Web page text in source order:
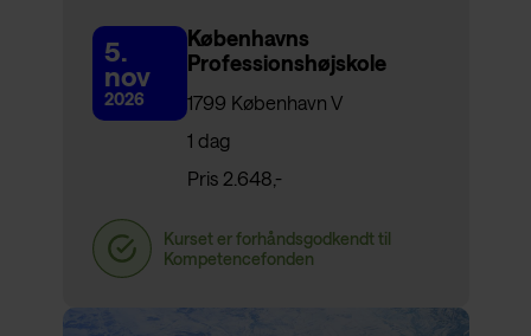
5.
nov
2026
Københavns
Professionshøjskole
1799 København V
1 dag
Pris 2.648,-